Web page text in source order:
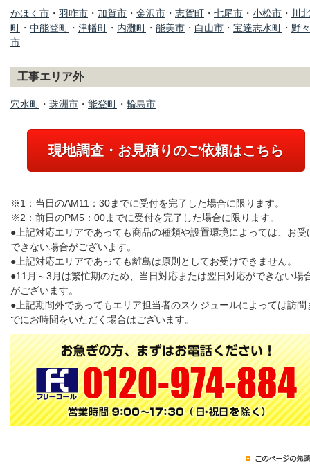
かほく市 ・ 羽咋市 ・ 加賀市 ・ 金沢市 ・ 志賀町 ・ 七尾市 ・ 小松市 ・ 川北
町 ・ 中能登町 ・ 津幡町 ・ 内灘町 ・ 能美市 ・ 白山市 ・ 宝達志水町 ・ 野
市
工事エリア外
穴水町 ・ 珠洲市 ・ 能登町 ・ 輪島市
現地調査・お見積りのご依頼はこちら
※1：当日のAM11：30までに受付を完了した場合に限ります。
※2：前日のPM5：00までに受付を完了した場合に限ります。
●上記対応エリアであっても商品の種類や設置環境によっては、お受
できない場合がございます。
●上記対応エリアであっても離島は原則としてお受けできません。
●11月～3月は繁忙期のため、当日対応または翌日対応ができない場
がございます。
●上記期間外であってもエリア担当者のスケジュールによっては訪問
でにお時間をいただく場合はございます。